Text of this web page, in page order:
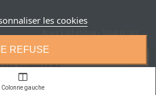
les cookies
REFUSE
J'ACCEPTE
commande
code
Colonne gauche